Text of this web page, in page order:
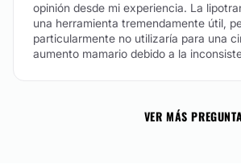
opinión desde mi experiencia. La
una herramienta tremendamente útil,
particularmente no utilizaría para una
aumento mamario debido a la
VER MÁS